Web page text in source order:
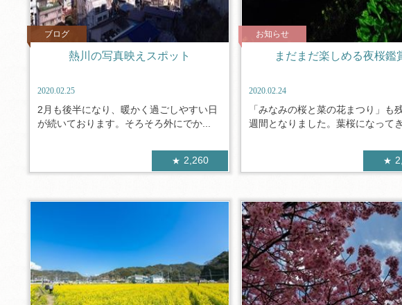
ブログ
熱川の写真映えスポット
2020.02.25
2月も後半になり、暖かく過ごしやすい日
が続いております。そろそろ外にでか...
2,260
お知らせ
まだまだ楽しめる夜桜鑑
2020.02.24
「みなみの桜と菜の花まつり」も
週間となりました。葉桜になって